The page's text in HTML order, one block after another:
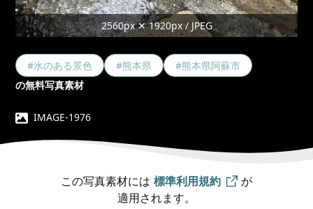
2560px ✕ 1920px / JPEG
#水のある景色 #熊本県
#熊本県阿蘇市
の無料写真素材
IMAGE-1976
この写真素材には 標準利用規約
が
適用されます。